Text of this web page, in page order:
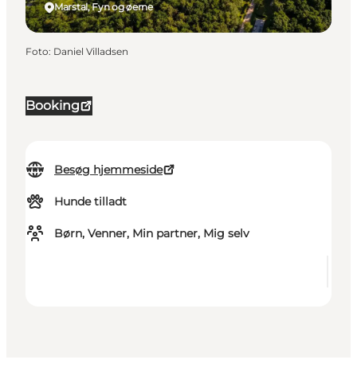
Booking
Besøg hjemmeside
Hunde tilladt
Børn, Venner, Min partner, Mig selv
Marstal, Fyn og øerne
Foto: Daniel Villadsen